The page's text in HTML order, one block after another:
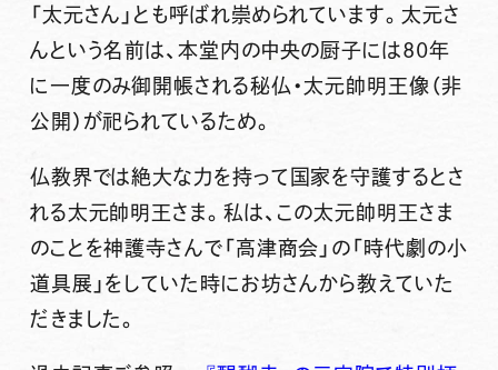
「太元さん」とも呼ばれ崇められています。太元さ
んという名前は、本堂内の中央の厨子には80年
に一度のみ御開帳される秘仏・ 太元帥明王像 （非
公開）が祀られているため。
仏教界では絶大な力を持って国家を守護するとさ
れる太元帥明王さま。私は、この太元帥明王さま
のことを神護寺さんで「高津商会」の「時代劇の小
道具展」をしていた時にお坊さんから教えていた
だきました。